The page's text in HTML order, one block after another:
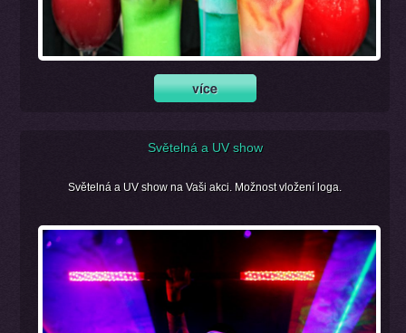
Světelná a UV show
Světelná a UV show na Vaši akci. Možnost vložení loga.